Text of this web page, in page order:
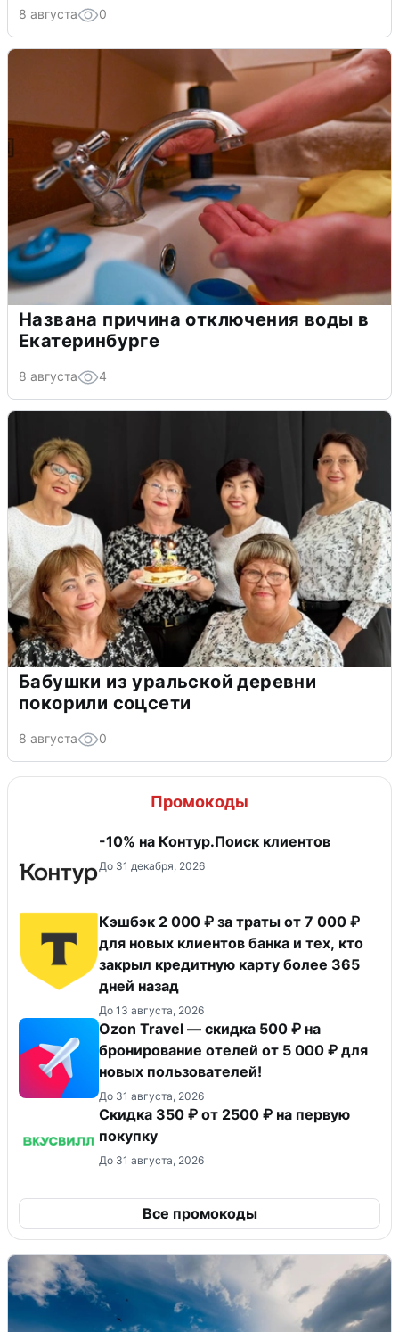
8 августа 0
Названа причина отключения воды в
Екатеринбурге
8 августа 4
Бабушки из уральской деревни
покорили соцсети
8 августа 0
Промокоды
-10% на Контур.Поиск клиентов
До 31 декабря, 2026
Кэшбэк 2 000 ₽ за траты от 7 000 ₽
для новых клиентов банка и тех, кто
закрыл кредитную карту более 365
дней назад
До 13 августа, 2026
Ozon Travel — скидка 500 ₽ на
бронирование отелей от 5 000 ₽ для
новых пользователей!
До 31 августа, 2026
Скидка 350 ₽ от 2500 ₽ на первую
покупку
До 31 августа, 2026
Все промокоды